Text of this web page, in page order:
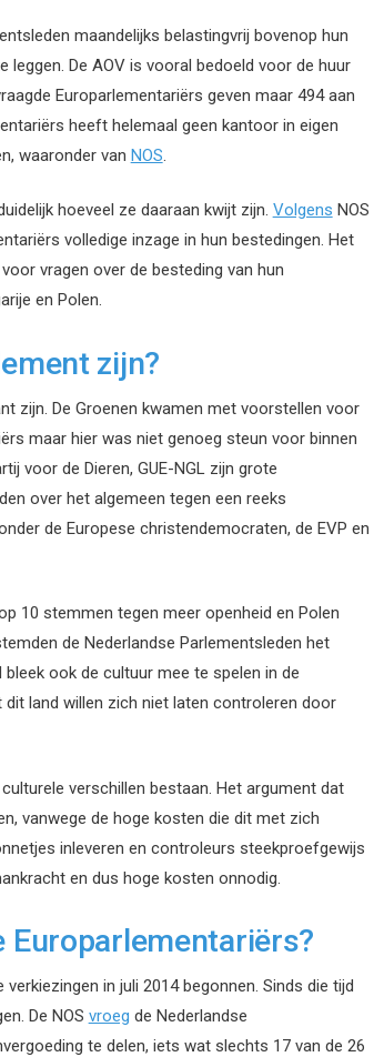
maandelijks belastingvrij bovenop hun
De AOV is vooral bedoeld voor de huur
Europarlementariërs geven maar 494 aan
heeft helemaal geen kantoor in eigen
waaronder van NOS
hoeveel ze daaraan kwijt zijn. Volgens NOS
volledige inzage in hun bestedingen. Het
vragen over de besteding van hun
en Polen.
zijn?
zijn. De Groenen kwamen met voorstellen voor
maar hier was niet genoeg steun voor binnen
voor de Dieren, GUE-NGL zijn grote
over het algemeen tegen een reeks
de Europese christendemocraten, de EVP en
10 stemmen tegen meer openheid en Polen
de Nederlandse Parlementsleden het
ook de cultuur mee te spelen in de
land willen zich niet laten controleren door
verschillen bestaan. Het argument dat
vanwege de hoge kosten die dit met zich
inleveren en controleurs steekproefgewijs
en dus hoge kosten onnodig.
Europarlementariërs?
in juli 2014 begonnen. Sinds die tijd
De NOS vroeg de Nederlandse
te delen, iets wat slechts 17 van de 26